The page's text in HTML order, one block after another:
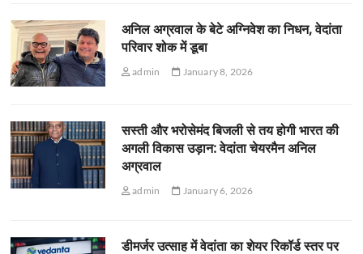
अनिल अग्रवाल के बेटे अग्निवेश का निधन, वेदांता
परिवार शोक में डूबा
admin January 8, 2026
सस्ती और भरोसेमंद बिजली से तय होगी भारत की
अगली विकास उड़ान: वेदांता चेयरमैन अनिल
अग्रवाल
admin January 6, 2026
डीमर्जर उत्साह में वेदांता का शेयर रिकॉर्ड स्तर पर